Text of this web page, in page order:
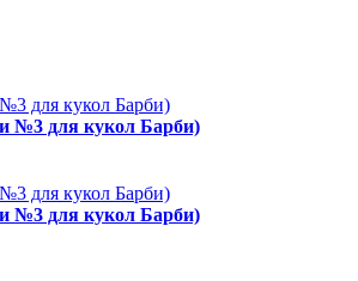
№3 для кукол Барби)
№3 для кукол Барби)